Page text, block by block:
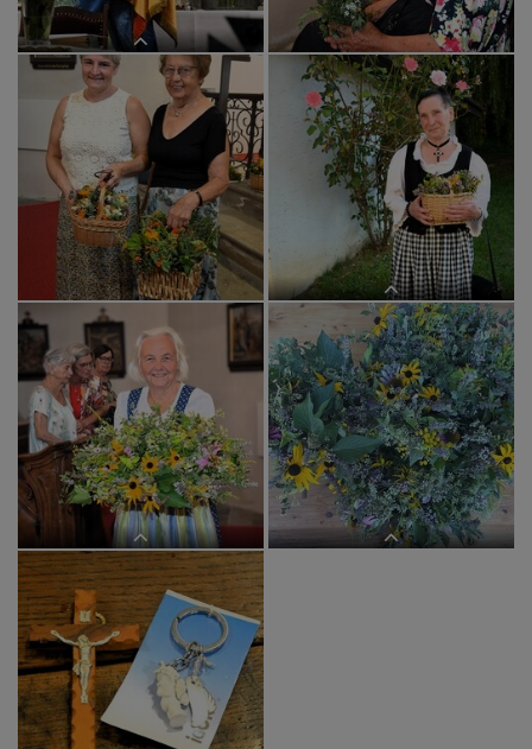
Segnung der Kräuter Monstranz
Wettersegen mit der Monstranz
Organistin Anneliese Winter